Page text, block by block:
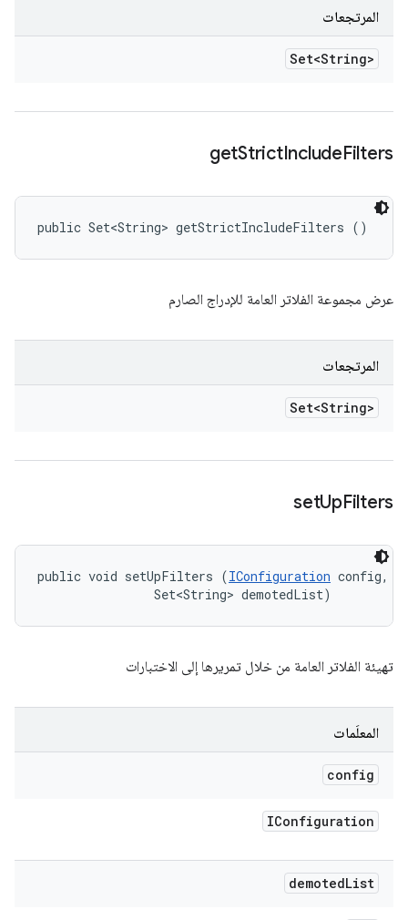
المرتجعات
Set<String>
getStrictIncludeFilters
public Set<String> getStrictIncludeFilters ()
عرض مجموعة الفلاتر العامة للإدراج الصارم
المرتجعات
Set<String>
setUpFilters
public void setUpFilters (IConfiguration config,
                Set<String> demotedList)
تهيئة الفلاتر العامة من خلال تمريرها إلى الاختبارات
المعلَمات
config
IConfiguration
demotedList